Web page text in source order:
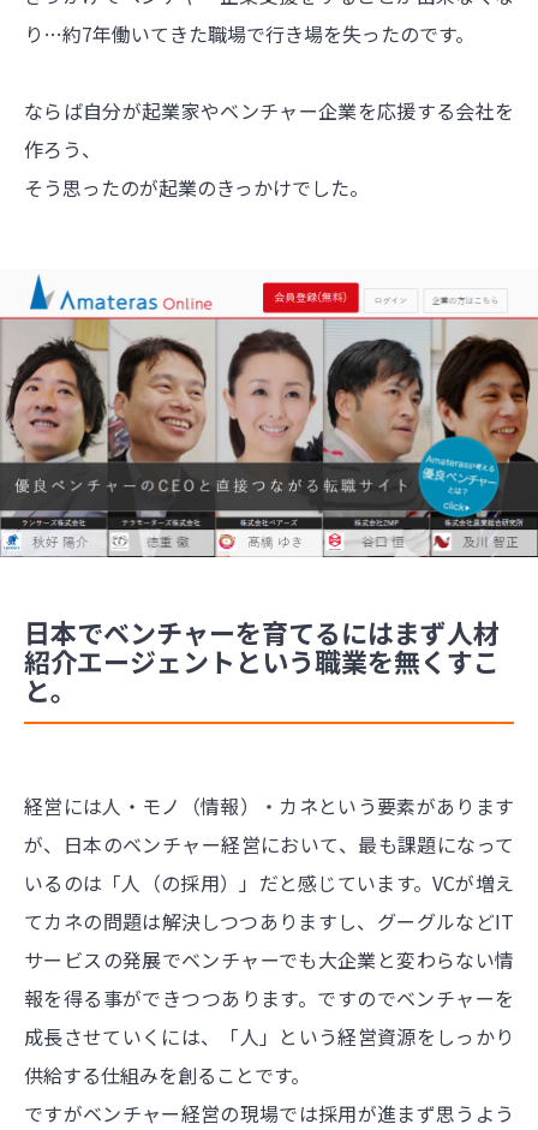
り…約7年働いてきた職場で行き場を失ったのです。
ならば自分が起業家やベンチャー企業を応援する会社を
作ろう、
そう思ったのが起業のきっかけでした。
日本でベンチャーを育てるにはまず人材
紹介エージェントという職業を無くすこ
と。
経営には人・モノ（情報）・カネという要素があります
が、日本のベンチャー経営において、最も課題になって
いるのは「人（の採用）」だと感じています。VCが増え
てカネの問題は解決しつつありますし、グーグルなどIT
サービスの発展でベンチャーでも大企業と変わらない情
報を得る事ができつつあります。ですのでベンチャーを
成長させていくには、「人」という経営資源をしっかり
供給する仕組みを創ることです。
ですがベンチャー経営の現場では採用が進まず思うよう